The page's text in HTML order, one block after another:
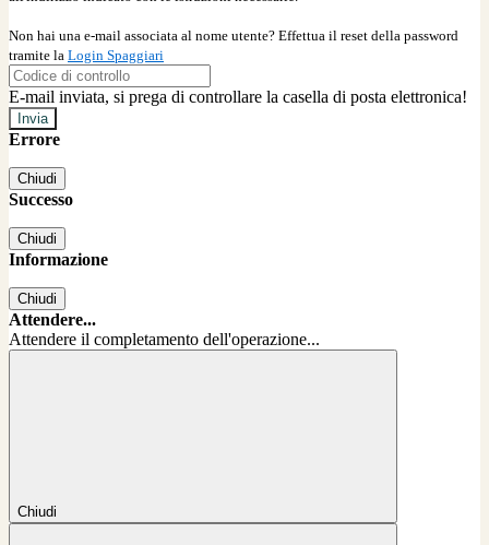
Non hai una e-mail associata al nome utente? Effettua il reset della password
tramite la Login Spaggiari
E-mail inviata, si prega di controllare la casella di posta elettronica!
Errore
Chiudi
Successo
Chiudi
Informazione
Chiudi
Attendere...
Attendere il completamento dell'operazione...
Chiudi